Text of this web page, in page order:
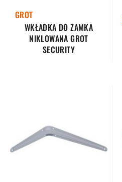
GROT
WKŁADKA DO ZAMKA
NIKLOWANA GROT
SECURITY